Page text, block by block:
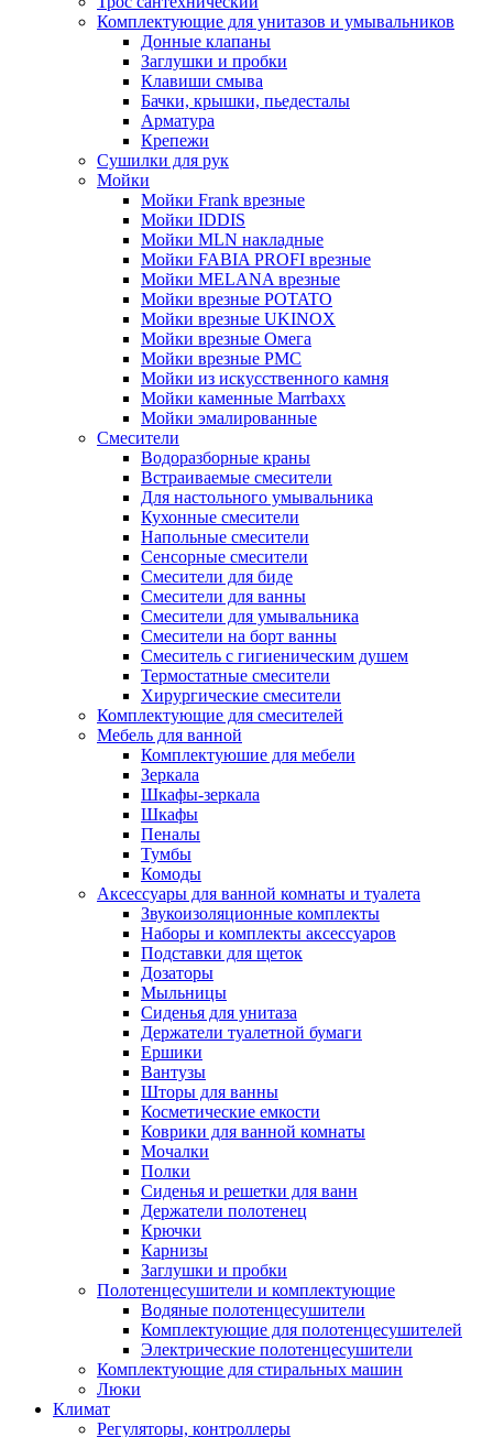
Комплектующие для унитазов и умывальников
Донные клапаны
Заглушки и пробки
Клавиши смыва
Бачки, крышки, пьедесталы
Арматура
Крепежи
Сушилки для рук
Мойки
Мойки Frank врезные
Мойки IDDIS
Мойки MLN накладные
Мойки FABIA PROFI врезные
Мойки MELANA врезные
Мойки врезные POTATO
Мойки врезные UKINOX
Мойки врезные Омега
Мойки врезные РМС
Мойки из искусственного камня
Мойки каменные Marrbaxx
Мойки эмалированные
Смесители
Водоразборные краны
Встраиваемые смесители
Для настольного умывальника
Кухонные смесители
Напольные смесители
Сенсорные смесители
Смесители для биде
Смесители для ванны
Смесители для умывальника
Смесители на борт ванны
Смеситель с гигиеническим душем
Термостатные смесители
Хирургические смесители
Комплектующие для смесителей
Мебель для ванной
Комплектуюшие для мебели
Зеркала
Шкафы-зеркала
Шкафы
Пеналы
Тумбы
Комоды
Аксессуары для ванной комнаты и туалета
Звукоизоляционные комплекты
Наборы и комплекты аксессуаров
Подставки для щеток
Дозаторы
Мыльницы
Сиденья для унитаза
Держатели туалетной бумаги
Ершики
Вантузы
Шторы для ванны
Косметические емкости
Коврики для ванной комнаты
Мочалки
Полки
Сиденья и решетки для ванн
Держатели полотенец
Крючки
Карнизы
Заглушки и пробки
Полотенцесушители и комплектующие
Водяные полотенцесушители
Комплектующие для полотенцесушителей
Электрические полотенцесушители
Комплектующие для стиральных машин
Люки
Климат
Регуляторы, контроллеры